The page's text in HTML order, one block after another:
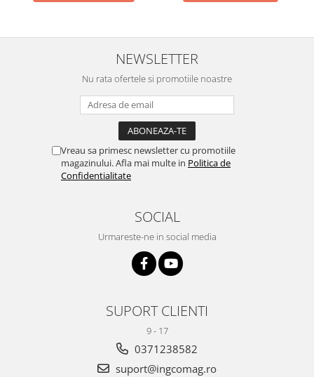
NEWSLETTER
Nu rata ofertele si promotiile noastre
Vreau sa primesc newsletter cu promotiile
magazinului. Afla mai multe in Politica de
Confidentialitate
SOCIAL
Urmareste-ne in social media
SUPORT CLIENTI
9 - 17
0371238582
suport@ingcomag.ro